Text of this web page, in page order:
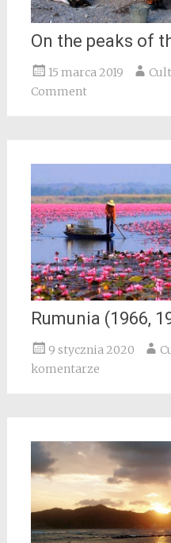
On the peaks of
15 marca 2019
Comment
Rumunia (1966,
9 stycznia 2020
komentarze